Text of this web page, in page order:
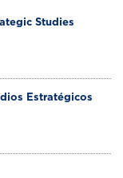
Studies
Estratégicos